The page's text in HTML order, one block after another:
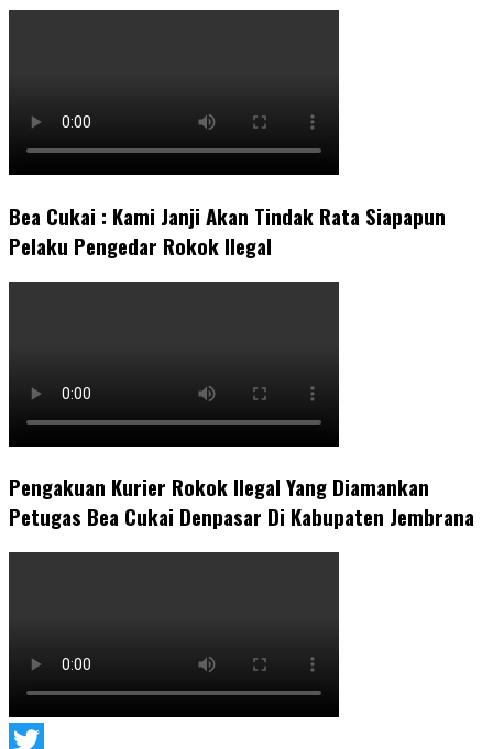
Bea Cukai : Kami Janji Akan Tindak Rata Siapapun
Pelaku Pengedar Rokok Ilegal
Pengakuan Kurier Rokok Ilegal Yang Diamankan
Petugas Bea Cukai Denpasar Di Kabupaten Jembrana